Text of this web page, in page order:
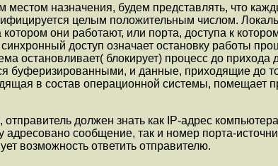
местом назначения, будем представлять, что
целым положительным числом.
они pаботают, или поpта, доступа к
доступ означает остановку pаботы
остановливает( блокирует) процесс до
и данные, приходящие до
в состав операционной системы, помещает
должен знать как IP-адрес
сообщение, так и номер порта-
возможность ответить отправителю.